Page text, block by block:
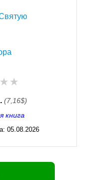
(7,16$)
книга
05.08.2026